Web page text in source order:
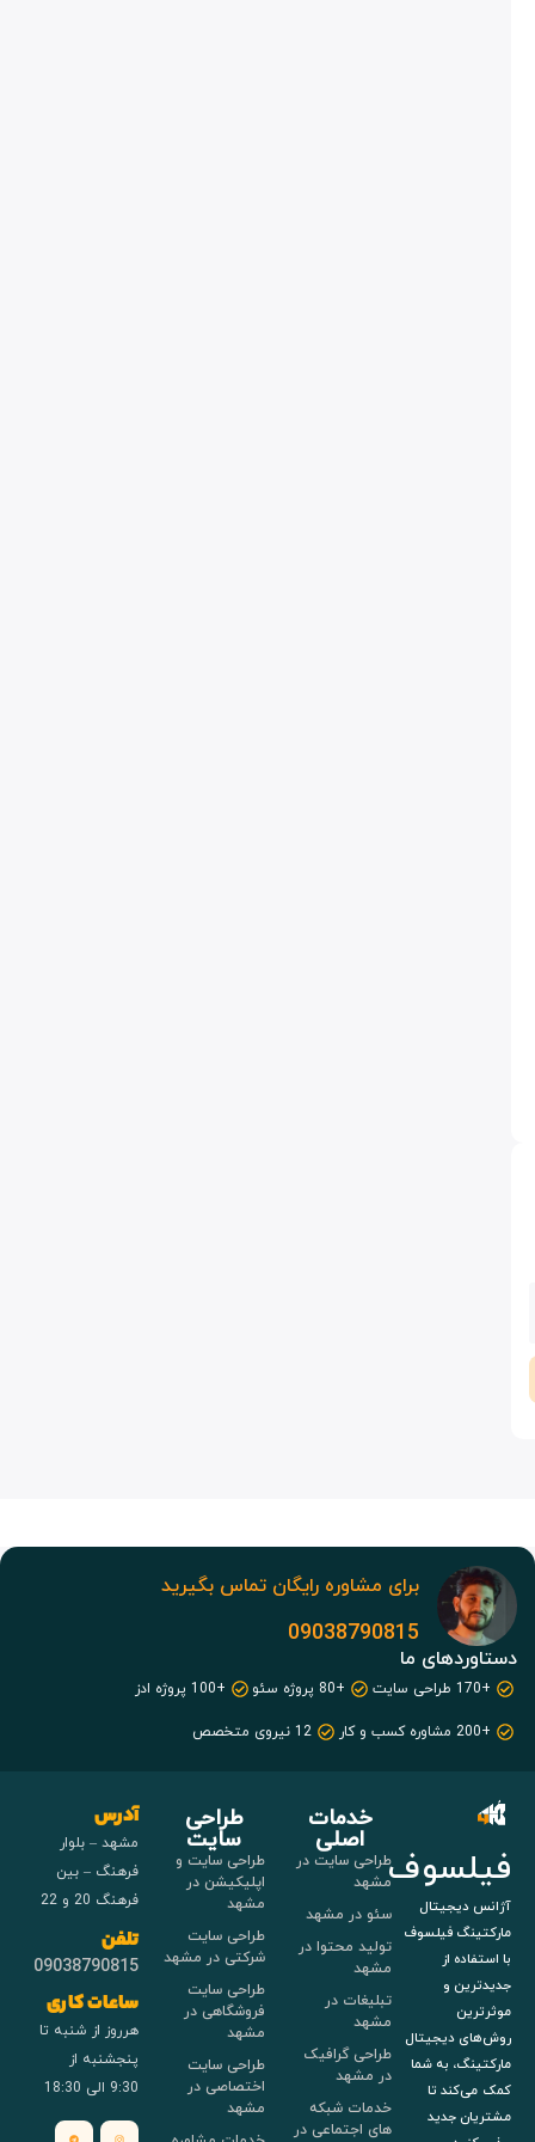
برای مشاوره رایگان تماس بگیرید
09038790815
دستاوردهای ما
+170 طراحی سایت +80 پروژه سئو
+100 پروژه ادز
+200 مشاوره کسب و کار
12 نیروی متخصص
فیلسوف
آژانس دیجیتال
مارکتینگ فیلسوف
با استفاده از
جدیدترین و
موثرترین
روش‌های دیجیتال
مارکتینگ، به شما
کمک می‌کند تا
مشتریان جدید
خدمات
اصلی
طراحی سایت در
مشهد
سئو در مشهد
تولید محتوا در
مشهد
تبلیغات در
مشهد
طراحی گرافیک
در مشهد
خدمات شبکه
های اجتماعی در
طراحی
سایت
طراحی سایت و
اپلیکیشن در
مشهد
طراحی سایت
شرکتی در مشهد
طراحی سایت
فروشگاهی در
مشهد
طراحی سایت
اختصاصی در
مشهد
آدرس
مشهد – بلوار
فرهنگ – بین
فرهنگ 20 و 22
تلفن
09038790815
ساعات کاری
هرروز از شنبه تا
پنجشنبه از
9:30 الی 18:30